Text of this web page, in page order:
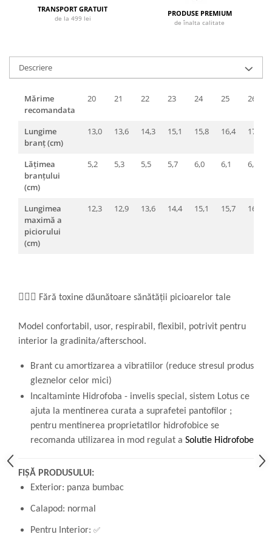
TRANSPORT GRATUIT
de la 499 lei
PRODUSE PREMIUM
de înalta calitate
Descriere
Mărime
recomandata
20 21 22 23 24 25 26
Lungime
branț (cm)
13,0 13,6 14,3 15,1 15,8 16,4 17,0
Lățimea
branțului
(cm)
5,2 5,3 5,5 5,7 6,0 6,1 6,2
Lungimea
maximă a
piciorului
(cm)
12,3 12,9 13,6 14,4 15,1 15,7 16,3
👩🏼‍⚕️ Fără toxine dăunătoare sănătății picioarelor tale
Model confortabil, usor, respirabil, flexibil, potrivit pentru
interior la gradinita/afterschool.
Brant cu amortizarea a vibratiilor (reduce stresul produs
gleznelor celor mici)
Incaltaminte Hidrofoba - invelis special, sistem Lotus ce
ajuta la mentinerea curata a suprafetei pantofilor ;
pentru mentinerea proprietatilor hidrofobice se
recomanda utilizarea in mod regulat a Solutie Hidrofobe
FIȘĂ PRODUSULUI:
Exterior: panza bumbac
Calapod: normal
Pentru Interior: ✅